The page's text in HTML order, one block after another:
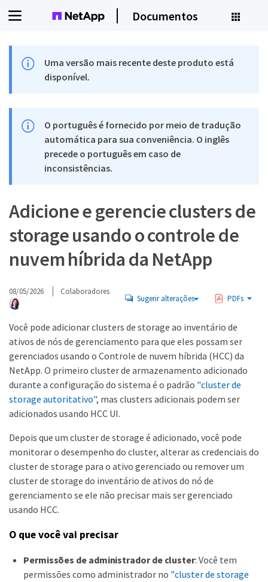
Documentos
Uma versão mais recente deste produto está
disponível.
O português é fornecido por meio de tradução
automática para sua conveniência. O inglês
precede o português em caso de
inconsistências.
Adicione e gerencie clusters de
storage usando o controle de
nuvem híbrida da NetApp
08/05/2026 Colaboradores
Sugerir alterações PDFs
Você pode adicionar clusters de storage ao inventário de
ativos de nós de gerenciamento para que eles possam ser
gerenciados usando o Controle de nuvem híbrida (HCC) da
NetApp. O primeiro cluster de armazenamento adicionado
durante a configuração do sistema é o padrão "cluster de
storage autoritativo", mas clusters adicionais podem ser
adicionados usando HCC UI.
Depois que um cluster de storage é adicionado, você pode
monitorar o desempenho do cluster, alterar as credenciais do
cluster de storage para o ativo gerenciado ou remover um
cluster de storage do inventário de ativos do nó de
gerenciamento se ele não precisar mais ser gerenciado
usando HCC.
O que você vai precisar
Permissões de administrador de cluster: Você tem
permissões como administrador no "cluster de storage